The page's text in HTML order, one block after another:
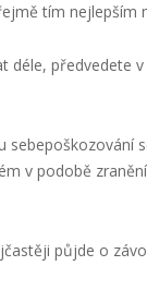
tím nejlepším
předvedete
v podobě
půjde o